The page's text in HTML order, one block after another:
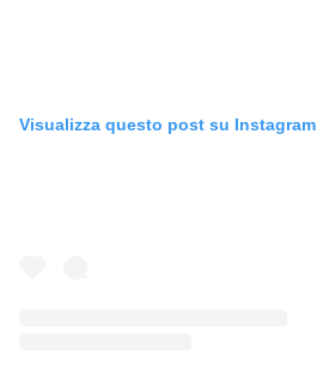
Visualizza questo post su Instagram